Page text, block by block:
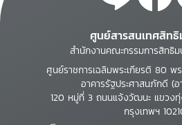
ศูนย์สารสนเทศสิท
สำนักงานคณะกรรมการสิทธิ
ศูนย์ราชการเฉลิมพระเกียรติ 80 พ
อาคารรัฐประศาสนภักดี (
120 หมู่ที่ 3 ถนนแจ้งวัฒนะ แขวง
กรุงเทพฯ